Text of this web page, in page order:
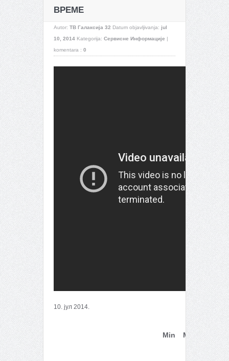
ВРЕМЕ
Autor: ТВ Галаксија 32 Datum objavljivanja: jul
10, 2014 Kategorija: Сервисне Информације |
komentara : 0
10. јул 2014.
Min Max